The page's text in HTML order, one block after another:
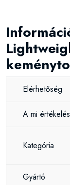
Elérhetőség
A mi
Kategória
Gyártó